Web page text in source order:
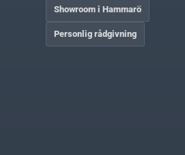
Showroom i Hammarö
Personlig rådgivning